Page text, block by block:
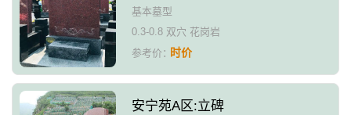
基本墓型
0.3-0.8 双穴 花岗岩
参考价：时价
安宁苑A区:立碑